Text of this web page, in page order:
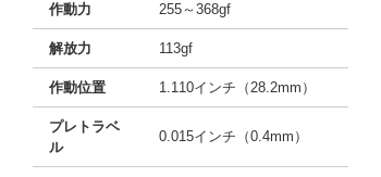
作動力 255～368gf
解放力 113gf
作動位置 1.110インチ（28.2mm）
プレトラベ
ル
0.015インチ（0.4mm）